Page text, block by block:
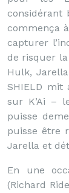
considérant
commença
capturer
de risquer
Hulk,
SHIELD mit
sur K’Ai –
puisse
puisse être
Jarella et
En une
(Richard